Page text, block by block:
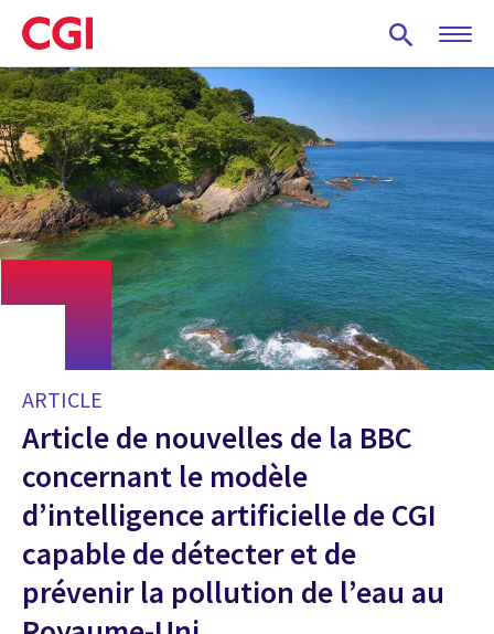
Skip
to
main
content
ARTICLE
Article de nouvelles de la BBC
concernant le modèle
d’intelligence artificielle de CGI
capable de détecter et de
prévenir la pollution de l’eau au